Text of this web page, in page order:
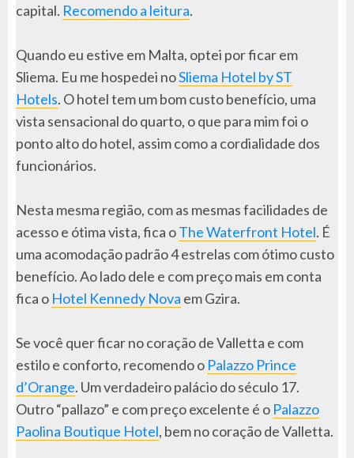
capital. Recomendo a leitura.
Quando eu estive em Malta, optei por ficar em
Sliema. Eu me hospedei noSliema Hotel by ST
Hotels. O hotel tem um bom custo benefício, uma
vista sensacional do quarto, o que para mim foi o
ponto alto do hotel, assim como a cordialidade dos
funcionários.
Nesta mesma região, com as mesmas facilidades de
acesso e ótima vista, fica oThe Waterfront Hotel. É
uma acomodação padrão 4 estrelas com ótimo custo
benefício. Ao lado dele e com preço mais em conta
fica o Hotel Kennedy Nova em Gzira.
Se você quer ficar no coração de Valletta e com
estilo e conforto, recomendo o Palazzo Prince
d’Orange. Um verdadeiro palácio do século 17.
Outro “pallazo” e com preço excelente é o Palazzo
Paolina Boutique Hotel, bem no coração de Valletta.